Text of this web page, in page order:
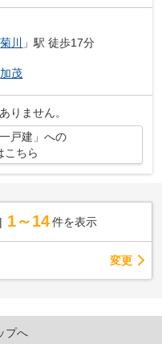
菊川
」駅 徒歩17分
加茂
りません。
戸建」への
こちら
1～14 件を表示
変更
プへ